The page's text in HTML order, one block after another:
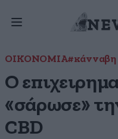
ΟΙΚΟΝΟΜΙΑ#κάνναβη
Ο
«σάρωσε»
CBD